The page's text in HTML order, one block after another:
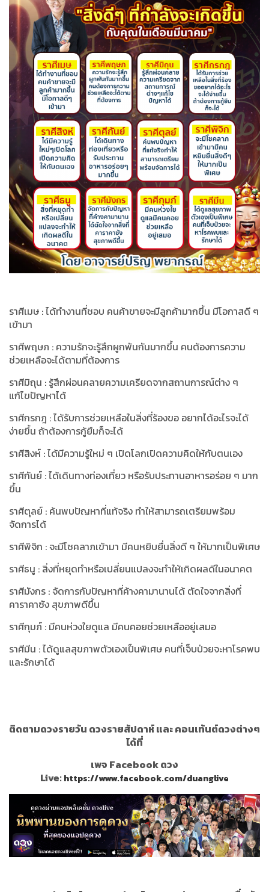
ราศีเมษ : ได้ทำงานที่ชอบ คนค้าขายจะมีลูกค้ามากขึ้น มีโอกาสดี ๆ
เข้ามา
ราศีพฤษภ : ความรักจะรู้สึกผูกพันกันมากขึ้น คนต้องการความ
ช่วยเหลือจะได้ตามที่ต้องการ
ราศีมิถุน : รู้สึกผ่อนคลายความเครียดจากสถานการณ์ต่าง ๆ
แก้ไขปัญหาได้
ราศีกรกฎ : ได้รับการช่วยเหลือในสิ่งที่ร้องขอ อยากได้อะไรจะได้
ง่ายขึ้น ถ้าต้องการกู้ยืมก็จะได้
ราศีสิงห์ : ได้มีความรู้ใหม่ ๆ เปิดโลกเปิดความคิดให้กับตนเอง
ราศีกันย์ : ได้เดินทางท่องเที่ยว หรือรับประทานอาหารอร่อย ๆ มาก
ขึ้น
ราศีตุลย์ : ค้นพบปัญหาที่แท้จริง ทำให้สามารถเตรียมพร้อม
จัดการได้
ราศีพิจิก : จะมีโชคลาภเข้ามา มีคนหยิบยื่นสิ่งดี ๆ ให้มากเป็นพิเศษ
ราศีธนู : สิ่งที่หยุดทำหรือเปลี่ยนแปลงจะทำให้เกิดผลดีในอนาคต
ราศีมังกร : จัดการกับปัญหาที่ค้างคามานานได้ ตัดใจจากสิ่งที่
คาราคาซัง สุขภาพดีขึ้น
ราศีกุมภ์ : มีคนห่วงใยดูแล มีคนคอยช่วยเหลืออยู่เสมอ
ราศีมีน : ได้ดูแลสุขภาพตัวเองเป็นพิเศษ คนที่เจ็บป่วยจะหาโรคพบ
และรักษาได้
ติดตามดวงรายวัน ดวงรายสัปดาห์ และ คอนเท้นต์ดวงต่างๆ
ได้ที่
เพจ Facebook ดวง
Live:https://www.facebook.com/duanglive